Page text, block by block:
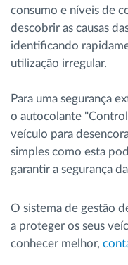
consumo e níveis de
descobrir as causas
identificando
utilização irregular.
Para uma segurança
o autocolante
veículo para
simples como esta
garantir a segurança
O sistema de gestão
a proteger os seus
conhecer melhor,